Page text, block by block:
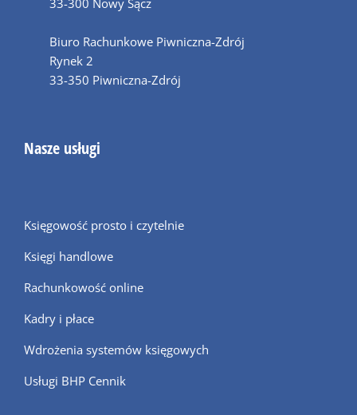
Biuro Rachunkowe Piwniczna-Zdrój
Rynek 2
33-350 Piwniczna-Zdrój
Nasze usługi
Księgowość prosto i czytelnie
Księgi handlowe
Rachunkowość online
Kadry i płace
Wdrożenia systemów księgowych
Usługi BHP Cennik